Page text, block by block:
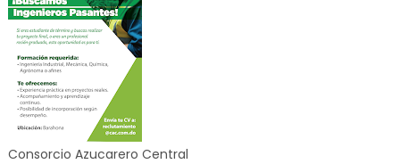
Consorcio Azucarero Central